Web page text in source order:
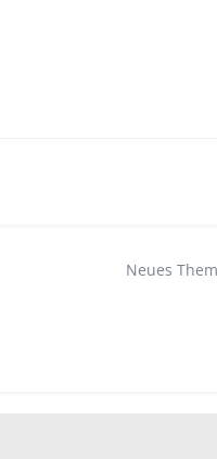
Neues